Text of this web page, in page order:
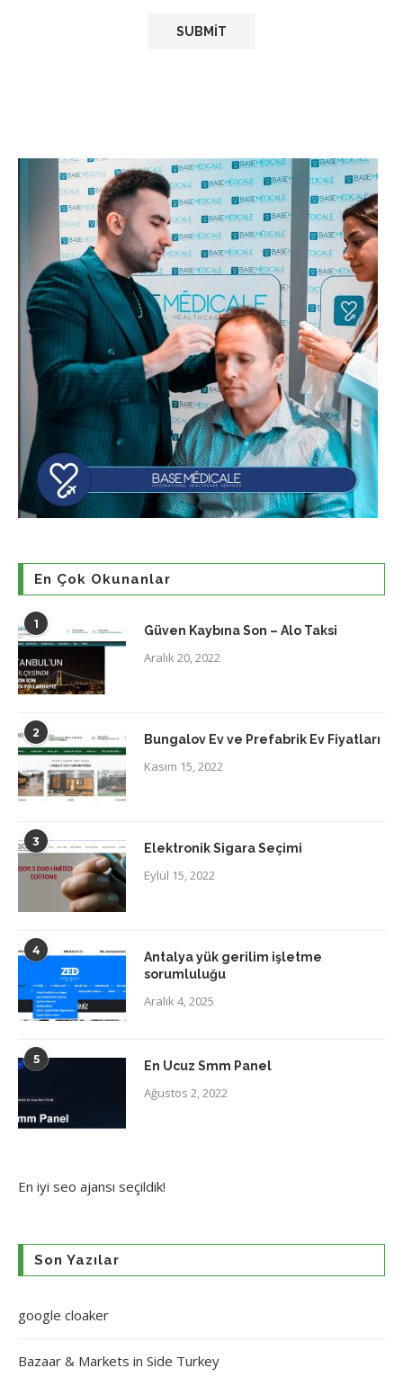
En Çok Okunanlar
1 Güven Kaybına Son – Alo Taksi
Aralık 20, 2022
2 Bungalov Ev ve Prefabrik Ev Fiyatları
Kasım 15, 2022
3 Elektronik Sigara Seçimi
Eylül 15, 2022
4
Antalya yük gerilim işletme
sorumluluğu
Aralık 4, 2025
5 En Ucuz Smm Panel
Ağustos 2, 2022
En iyi seo ajansı seçildik!
Son Yazılar
google cloaker
Bazaar & Markets in Side Turkey